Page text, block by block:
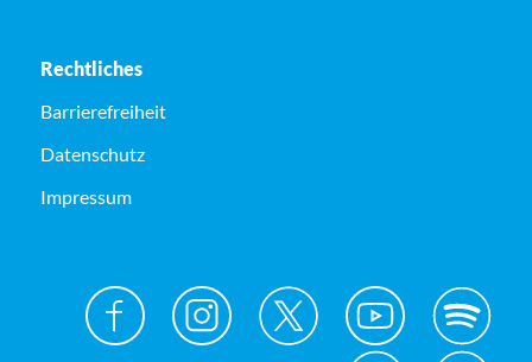
Rechtliches
Barrierefreiheit
Datenschutz
Impressum